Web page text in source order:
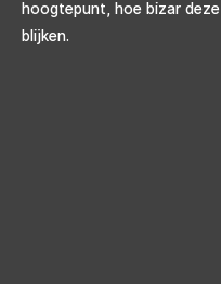
hoogtepunt, hoe bizar
blijken.